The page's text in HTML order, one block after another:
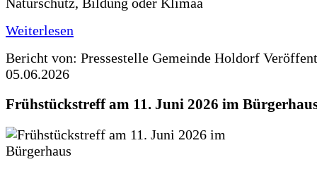
Weiterlesen
Bericht von: Pressestelle Gemeinde Holdorf
05.06.2026
Frühstückstreff am 11. Juni 2026 im